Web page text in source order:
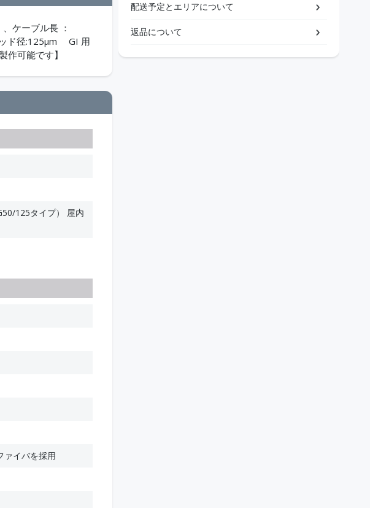
ケーブル長 ：
ド径:125μm GI 用
可能です】
125タイプ） 屋内
ァイバを採用
配送予定とエリアについて
返品について